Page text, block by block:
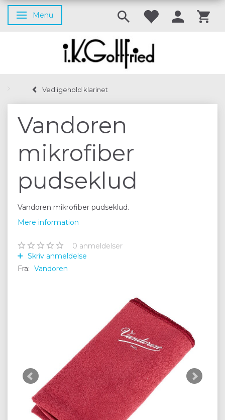
Skifte navigation
Menu
Vedligehold klarinet
Vandoren
mikrofiber
pudseklud
Vandoren mikrofiber pudseklud.
Mere information
0 anmeldelser
Skriv anmeldelse
Fra: Vandoren